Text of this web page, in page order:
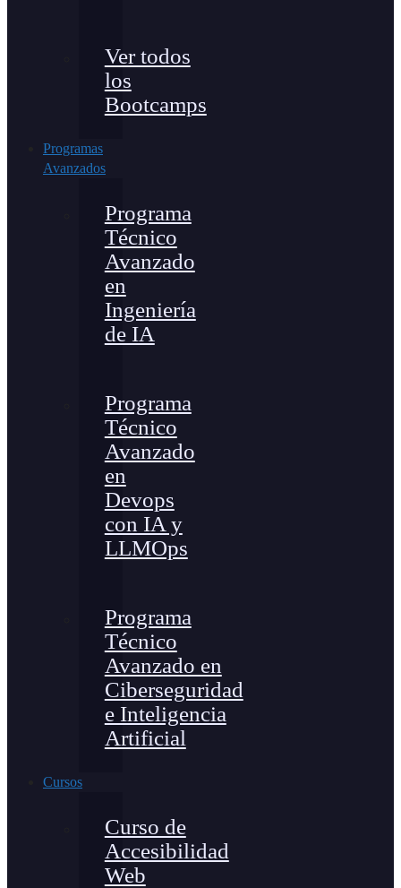
Ver todos
los
Bootcamps
Programas
Avanzados
Programa
Técnico
Avanzado
en
Ingeniería
de IA
Programa
Técnico
Avanzado
en
Devops
con IA y
LLMOps
Programa
Técnico
Avanzado en
Ciberseguridad
e Inteligencia
Artificial
Cursos
Curso de
Accesibilidad
Web